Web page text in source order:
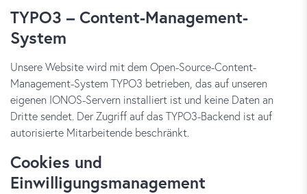
TYPO3 – Content-Management-
System
Unsere Website wird mit dem Open-Source-Content-
Management-System TYPO3 betrieben, das auf unseren
eigenen IONOS-Servern installiert ist und keine Daten an
Dritte sendet. Der Zugriff auf das TYPO3-Backend ist auf
autorisierte Mitarbeitende beschränkt.
Cookies und
Einwilligungsmanagement